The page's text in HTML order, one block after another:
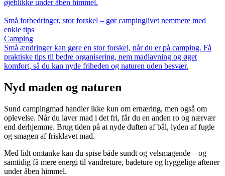
øjeblikke under åben himmel.
Små forbedringer, stor forskel – gør campinglivet nemmere med
enkle tips
Camping
Små ændringer kan gøre en stor forskel, når du er på camping. Få
praktiske tips til bedre organisering, nem madlavning og øget
komfort, så du kan nyde friheden og naturen uden besvær.
Nyd maden og naturen
Sund campingmad handler ikke kun om ernæring, men også om
oplevelse. Når du laver mad i det fri, får du en anden ro og nærvær
end derhjemme. Brug tiden på at nyde duften af bål, lyden af fugle
og smagen af frisklavet mad.
Med lidt omtanke kan du spise både sundt og velsmagende – og
samtidig få mere energi til vandreture, badeture og hyggelige aftener
under åben himmel.